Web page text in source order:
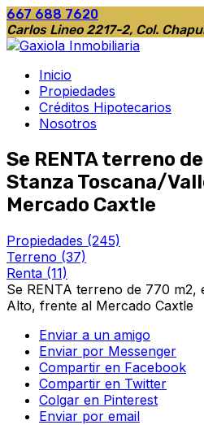
667 688 7620
Carlos Lineo 2217-2, Col.
Inicio
Propiedades
Créditos Hipotecarios
Nosotros
Se RENTA terreno
Stanza Toscana/
Mercado Caxtle
Propiedades (245)
Terreno (37)
Renta (11)
Se RENTA terreno de 770 m2,
Alto, frente al Mercado Caxtle
Enviar a un amigo
Enviar por Messenger
Compartir en Facebook
Compartir en Twitter
Colgar en Pinterest
Enviar por email